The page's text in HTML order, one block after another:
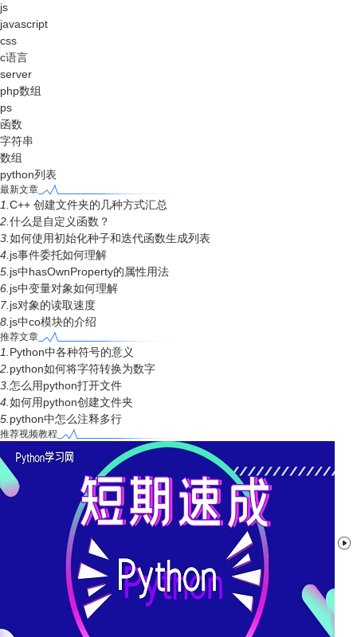
js
javascript
css
c语言
server
php数组
ps
函数
字符串
数组
python列表
最新文章
1. C++ 创建文件夹的几种方式汇总
2. 什么是自定义函数？
3. 如何使用初始化种子和迭代函数生成列表
4. js事件委托如何理解
5. js中hasOwnProperty的属性用法
6. js中变量对象如何理解
7. js对象的读取速度
8. js中co模块的介绍
推荐文章
1. Python中各种符号的意义
2. python如何将字符转换为数字
3. 怎么用python打开文件
4. 如何用python创建文件夹
5. python中怎么注释多行
推荐视频教程
